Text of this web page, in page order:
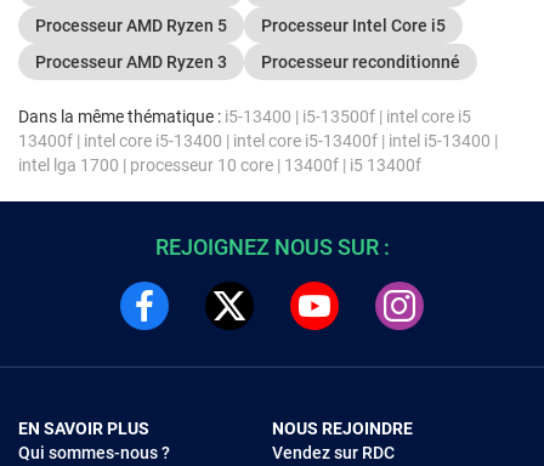
Processeur AMD Ryzen 5
Processeur Intel Core i5
Processeur AMD Ryzen 3
Processeur reconditionné
Dans la même thématique : i5-13400 | i5-13500f | intel core i5
13400f | intel core i5-13400 | intel core i5-13400f | intel i5-13400 |
intel lga 1700 | processeur 10 core | 13400f | i5 13400f
REJOIGNEZ NOUS SUR :
EN SAVOIR PLUS
Qui sommes-nous ?
NOUS REJOINDRE
Vendez sur RDC